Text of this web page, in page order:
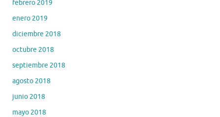
febrero 2019
enero 2019
diciembre 2018
octubre 2018
septiembre 2018
agosto 2018
junio 2018
mayo 2018